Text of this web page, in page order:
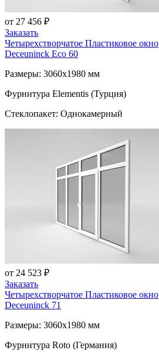
от 27 456 ₽
Заказать
Четырехстворчатое Пластиковое окно
Deceuninck Eco 60
Размеры: 3060x1980 мм
Фурнитура Elementis (Турция)
Стеклопакет: Однокамерный
от 24 523 ₽
Заказать
Четырехстворчатое Пластиковое окно
Deceuninck 71
Размеры: 3060x1980 мм
Фурнитура Roto (Германия)